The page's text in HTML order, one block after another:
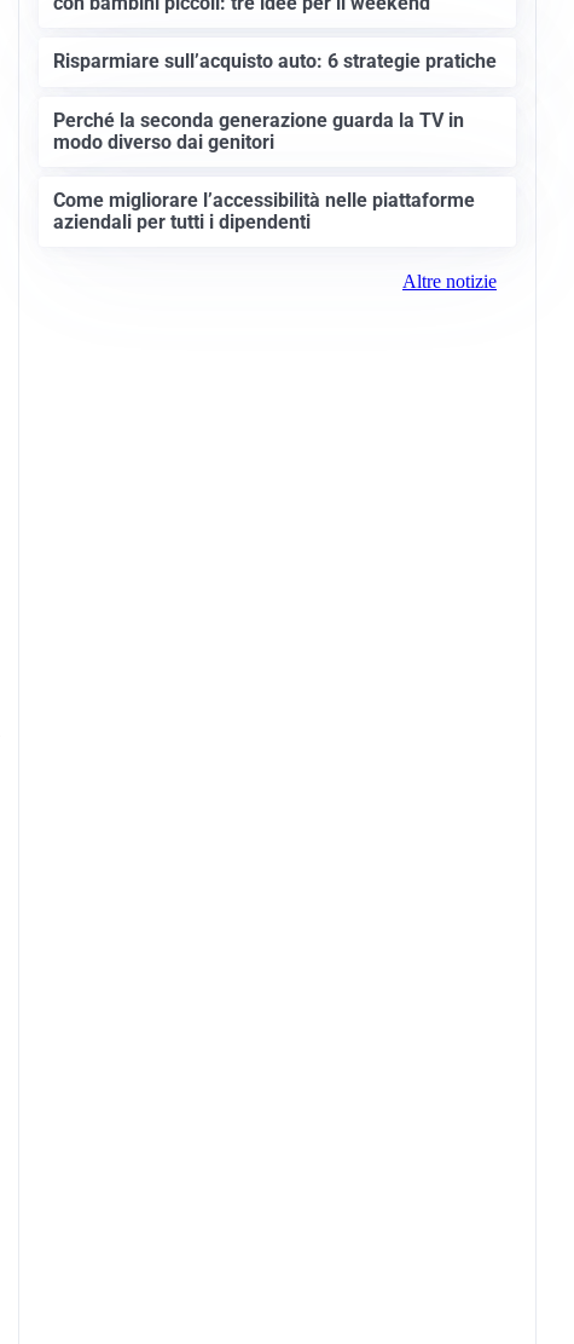
Risparmiare sull’acquisto auto: 6 strategie pratiche
Perché la seconda generazione guarda la TV in
modo diverso dai genitori
Come migliorare l’accessibilità nelle piattaforme
aziendali per tutti i dipendenti
Altre notizie